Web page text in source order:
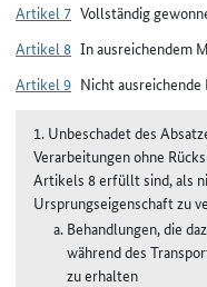
Artikel 7 Vollständig
Artikel 8 In ausreichendem
Artikel 9 Nicht
1. Unbeschadet des
Verarbeitungen ohne
Artikels 8 erfüllt sind, als
Ursprungseigenschaft zu
Behandlungen, die
während des
zu erhalten